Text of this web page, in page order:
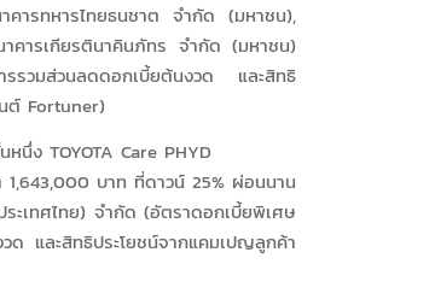
ารทหารไทยธนชาต จำกัด (มหาชน),
คารเกียรตินาคินภัทร จำกัด (มหาชน)
รวมส่วนลดดอกเบี้ยต้นงวด และสิทธิ
ต์ Fortuner)
นึ่ง TOYOTA Care PHYD
บาท ที่ดาวน์ 25% ผ่อนนาน
ะเทศไทย) จำกัด (อัตราดอกเบี้ยพิเศษ
ด และสิทธิประโยชน์จากแคมเปญลูกค้า